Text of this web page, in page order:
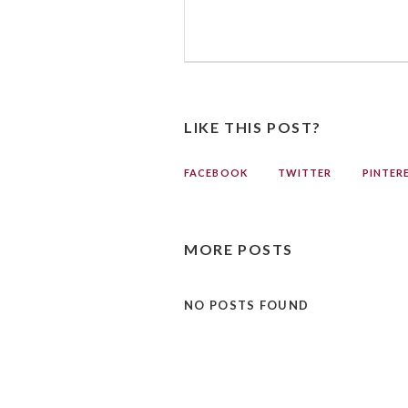
LIKE THIS POST?
FACEBOOK TWITTER
MORE POSTS
NO POSTS FOUND